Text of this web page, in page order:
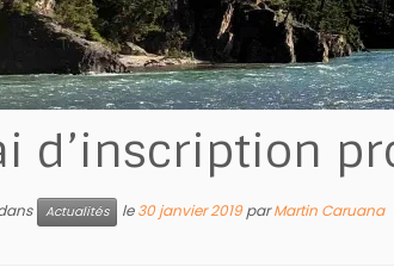
d’inscription
Actualités le30 janvier 2019 parMartin Caruana